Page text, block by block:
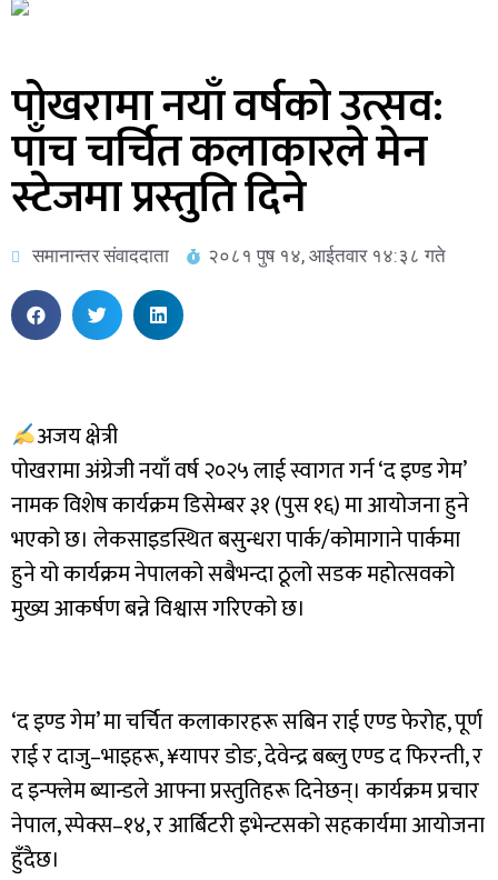
पोखरामा नयाँ वर्षको उत्सव:
पाँच चर्चित कलाकारले मेन
स्टेजमा प्रस्तुति दिने
समानान्तर संवाददाता २०८१ पुष १४, आईतवार १४:३८ गते
अजय क्षेत्री
पोखरामा अंग्रेजी नयाँ वर्ष २०२५ लाई स्वागत गर्न ‘द इण्ड गेम’
नामक विशेष कार्यक्रम डिसेम्बर ३१ (पुस १६) मा आयोजना हुने
भएको छ। लेकसाइडस्थित बसुन्धरा पार्क/कोमागाने पार्कमा
हुने यो कार्यक्रम नेपालको सबैभन्दा ठूलो सडक महोत्सवको
मुख्य आकर्षण बन्ने विश्वास गरिएको छ।
‘द इण्ड गेम’ मा चर्चित कलाकारहरू सबिन राई एण्ड फेरोह, पूर्ण
राई र दाजु–भाइहरू, ¥यापर डोङ, देवेन्द्र बब्लु एण्ड द फिरन्ती, र
द इन्फ्लेम ब्यान्डले आफ्ना प्रस्तुतिहरू दिनेछन्। कार्यक्रम प्रचार
नेपाल, स्पेक्स–१४, र आर्बिटरी इभेन्टसको सहकार्यमा आयोजना
हुँदैछ।